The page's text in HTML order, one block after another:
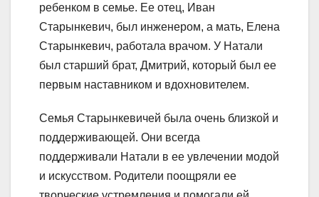
ребенком в семье. Ее отец, Иван
Старынкевич, был инженером, а мать, Елена
Старынкевич, работала врачом. У Натали
был старший брат, Дмитрий, который был ее
первым наставником и вдохновителем.
Семья Старынкевичей была очень близкой и
поддерживающей. Они всегда
поддерживали Натали в ее увлечении модой
и искусством. Родители поощряли ее